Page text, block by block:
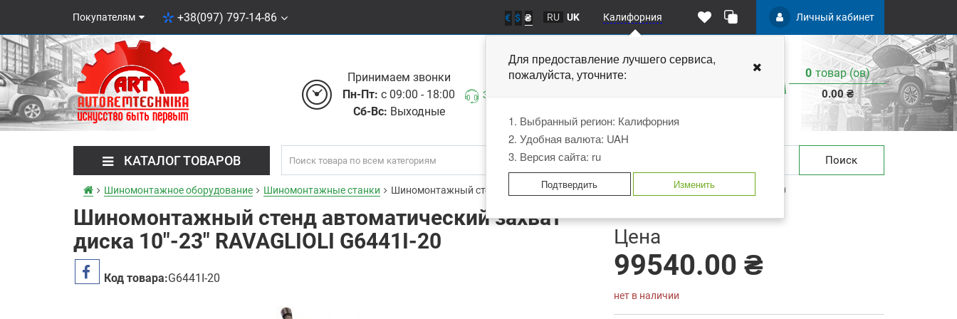
Покупателям +38(097) 797-14-86 € $ ₴ RU UK Калифорния
Для предоставление лучшегосервиса,
пожалуйста, уточните:
1. Выбранный регион: Калифорния
2. Удобная валюта: UAH
3. Версия сайта: ru
Подтвердить Изменить
Личный кабинет
Принимаем звонки
Пн-Пт: с 09:00 - 18:00
Сб-Вс: Выходные
Заказать звонок
0 товар (ов)
0.00 ₴
КАТАЛОГ ТОВАРОВ Поиск
Шиномонтажное оборудование Шиномонтажные станки Шиномонтажный стенд автоматический захват диска 10"-23" RAVAGLIOLI G6441I-20
Шиномонтажный стенд автоматический захват
диска 10"-23" RAVAGLIOLI G6441I-20
Код товара:G6441I-20
Цена
99540.00 ₴
нет в наличии